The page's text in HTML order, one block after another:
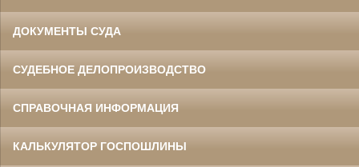
ДОКУМЕНТЫ СУДА
СУДЕБНОЕ ДЕЛОПРОИЗВОДСТВО
СПРАВОЧНАЯ ИНФОРМАЦИЯ
КАЛЬКУЛЯТОР ГОСПОШЛИНЫ